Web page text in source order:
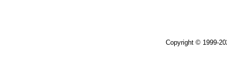
Copyright © 1999-